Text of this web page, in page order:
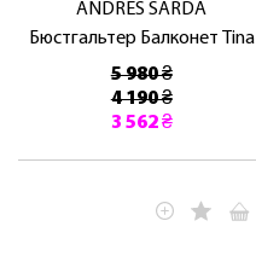
ANDRES SARDA
Бюстгальтер Балконет Tina
5 980 ₴
4 190 ₴
3 562 ₴